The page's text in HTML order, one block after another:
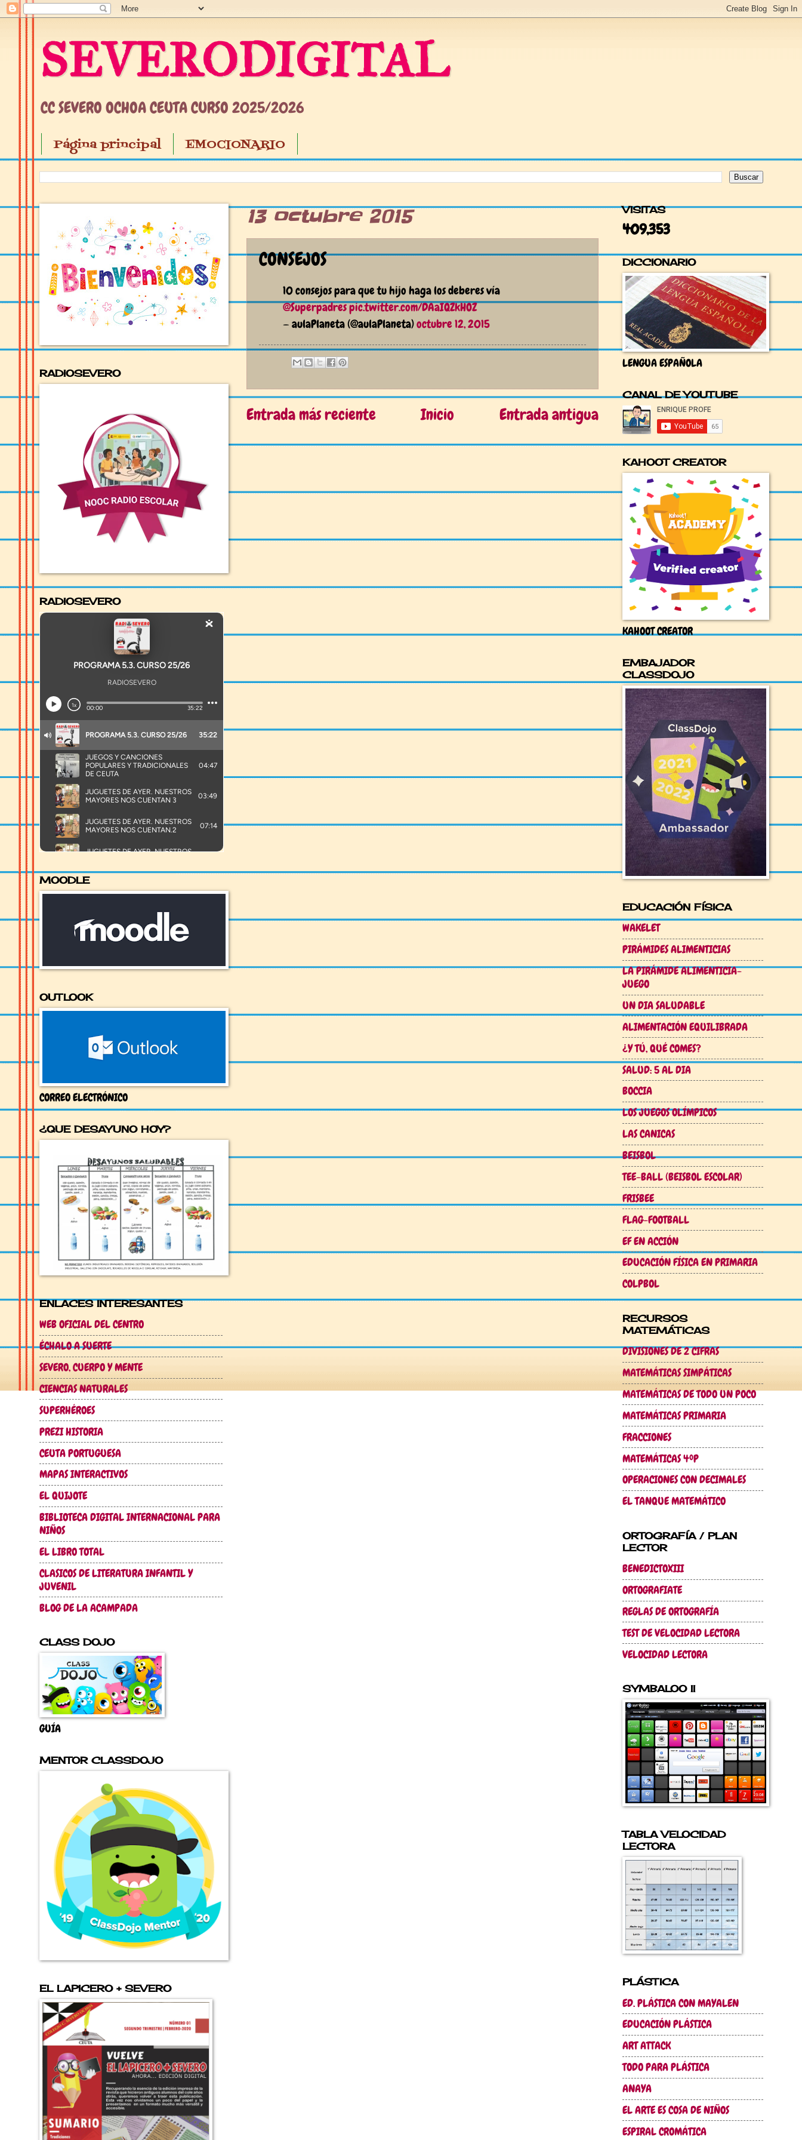
SEVERODIGITAL
CC SEVERO OCHOA CEUTA CURSO 2025/2026
Página principal EMOCIONARIO
13 octubre 2015
CONSEJOS
10 consejos para que tu hijo haga los deberes vía
@Superpadrespic.twitter.com/DAaIQZkHOZ
— aulaPlaneta (@aulaPlaneta)octubre 12, 2015
Entrada más reciente Entrada antigua
Inicio
RADIOSEVERO
RADIOSEVERO
MOODLE
OUTLOOK
CORREO ELECTRÓNICO
¿QUE DESAYUNO HOY?
ENLACES INTERESANTES
WEB OFICIAL DEL CENTRO
ÉCHALO A SUERTE
SEVERO, CUERPO Y MENTE
CIENCIAS NATURALES
SUPERHÉROES
PREZI HISTORIA
CEUTA PORTUGUESA
MAPAS INTERACTIVOS
EL QUIJOTE
BIBLIOTECA DIGITAL INTERNACIONAL PARA
NIÑOS
EL LIBRO TOTAL
CLASICOS DE LITERATURA INFANTIL Y
JUVENIL
BLOG DE LA ACAMPADA
CLASS DOJO
GUÍA
MENTOR CLASSDOJO
EL LAPICERO + SEVERO
VISITAS
409,353
DICCIONARIO
LENGUA ESPAÑOLA
CANAL DE YOUTUBE
KAHOOT CREATOR
KAHOOT CREATOR
EMBAJADOR
CLASSDOJO
EDUCACIÓN FÍSICA
WAKELET
PIRÁMIDES ALIMENTICIAS
LA PIRÁMIDE ALIMENTICIA-
JUEGO
UN DIA SALUDABLE
ALIMENTACIÓN EQUILIBRADA
¿Y TÚ, QUÉ COMES?
SALUD: 5 AL DIA
BOCCIA
LOS JUEGOS OLÍMPICOS
LAS CANICAS
BEISBOL
TEE-BALL (BEISBOL ESCOLAR)
FRISBEE
FLAG-FOOTBALL
EF EN ACCIÓN
EDUCACIÓN FÍSICA EN PRIMARIA
COLPBOL
RECURSOS
MATEMÁTICAS
DIVISIONES DE 2 CIFRAS
MATEMÁTICAS SIMPÁTICAS
MATEMÁTICAS DE TODO UN POCO
MATEMÁTICAS PRIMARIA
FRACCIONES
MATEMÁTICAS 4ºP
OPERACIONES CON DECIMALES
EL TANQUE MATEMÁTICO
ORTOGRAFÍA / PLAN
LECTOR
BENEDICTOXIII
ORTOGRAFIATE
REGLAS DE ORTOGRAFÍA
TEST DE VELOCIDAD LECTORA
VELOCIDAD LECTORA
SYMBALOO II
TABLA VELOCIDAD
LECTORA
PLÁSTICA
ED. PLÁSTICA CON MAYALEN
EDUCACIÓN PLÁSTICA
ART ATTACK
TODO PARA PLÁSTICA
ANAYA
EL ARTE ES COSA DE NIÑOS
ESPIRAL CROMÁTICA